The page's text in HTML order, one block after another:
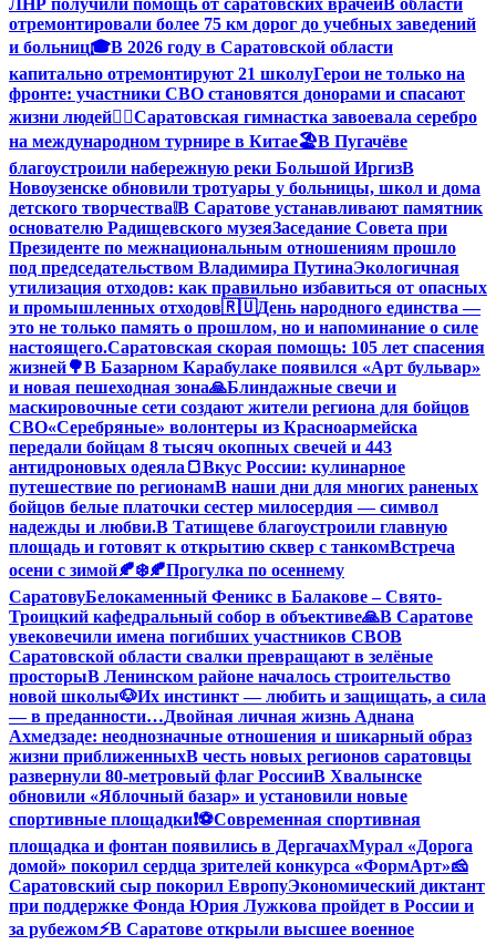
ЛНР получили помощь от саратовских врачейВ области
отремонтировали более 75 км дорог до учебных заведений
и больниц🎓В 2026 году в Саратовской области
капитально отремонтируют 21 школуГерои не только на
фронте: участники СВО становятся донорами и спасают
жизни людей🤸‍♀️Саратовская гимнастка завоевала серебро
на международном турнире в Китае🏖В Пугачёве
благоустроили набережную реки Большой ИргизВ
Новоузенске обновили тротуары у больницы, школ и дома
детского творчества❕В Саратове устанавливают памятник
основателю Радищевского музеяЗаседание Совета при
Президенте по межнациональным отношениям прошло
под председательством Владимира ПутинаЭкологичная
утилизация отходов: как правильно избавиться от опасных
и промышленных отходов🇷🇺День народного единства —
это не только память о прошлом, но и напоминание о силе
настоящего.Саратовская скорая помощь: 105 лет спасения
жизней🌳В Базарном Карабулаке появился «Арт бульвар»
и новая пешеходная зона🙏Блиндажные свечи и
маскировочные сети создают жители региона для бойцов
СВО«Серебряные» волонтеры из Красноармейска
передали бойцам 8 тысяч окопных свечей и 443
антидроновых одеяла 🍞Вкус России: кулинарное
путешествие по регионамВ наши дни для многих раненых
бойцов белые платочки сестер милосердия — символ
надежды и любви.В Татищеве благоустроили главную
площадь и готовят к открытию сквер с танкомВстреча
осени с зимой🍂❄️🍂Прогулка по осеннему
СаратовуБелокаменный Феникс в Балакове – Свято-
Троицкий кафедральный собор в объективе🙏В Саратове
увековечили имена погибших участников СВОВ
Саратовской области свалки превращают в зелёные
просторыВ Ленинском районе началось строительство
новой школы🐶Их инстинкт — любить и защищать, а сила
— в преданности…Двойная личная жизнь Аднана
Ахмедзаде: неоднозначные отношения и шикарный образ
жизни приближенныхВ честь новых регионов саратовцы
развернули 80-метровый флаг РоссииВ Хвалынске
обновили «Яблочный базар» и установили новые
спортивные площадки❗️⚽️Современная спортивная
площадка и фонтан появились в ДергачахМурал «Дорога
домой» покорил сердца зрителей конкурса «ФормАрт»🧀
Саратовский сыр покорил ЕвропуЭкономический диктант
при поддержке Фонда Юрия Лужкова пройдет в России и
за рубежом⚡️В Саратове открыли высшее военное